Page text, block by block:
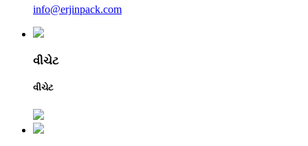
info@erjinpack.com
વીચેટ
વીચેટ